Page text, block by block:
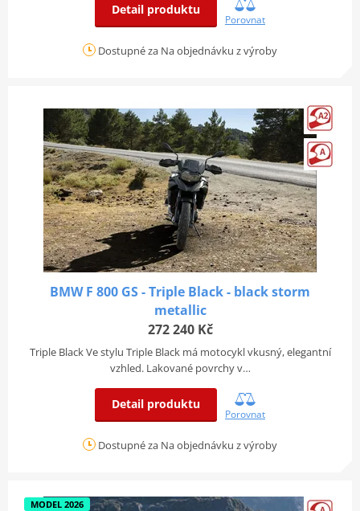
Detail produktu
Porovnat
Dostupné za Na objednávku z výroby
BMW F 800 GS - Triple Black - black storm
metallic
272 240 Kč
Triple Black Ve stylu Triple Black má motocykl vkusný, elegantní
vzhled. Lakované povrchy v…
Detail produktu
Porovnat
Dostupné za Na objednávku z výroby
MODEL 2026